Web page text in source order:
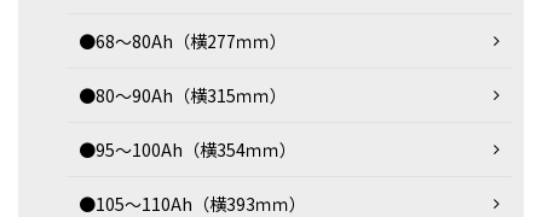
●68～80Ah（横277ｍｍ）
●80～90Ah（横315ｍｍ）
●95～100Ah（横354ｍｍ）
●105～110Ah（横393ｍｍ）